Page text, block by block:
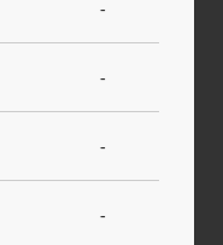
-
-
-
-